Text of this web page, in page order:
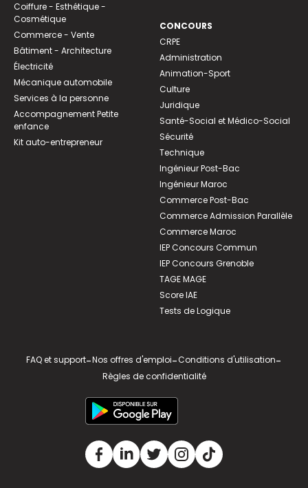
Coiffure - Esthétique -
Cosmétique
Commerce - Vente
Bâtiment - Architecture
Électricité
Mécanique automobile
Services à la personne
Accompagnement Petite
enfance
Kit auto-entrepreneur
CONCOURS
CRPE
Administration
Animation-Sport
Culture
Juridique
Santé-Social et Médico-Social
Sécurité
Technique
Ingénieur Post-Bac
Ingénieur Maroc
Commerce Post-Bac
Commerce Admission Parallèle
Commerce Maroc
IEP Concours Commun
IEP Concours Grenoble
TAGE MAGE
Score IAE
Tests de Logique
FAQ et support-Nos offres d'emploi-Conditions d'utilisation-
Règles de confidentialité